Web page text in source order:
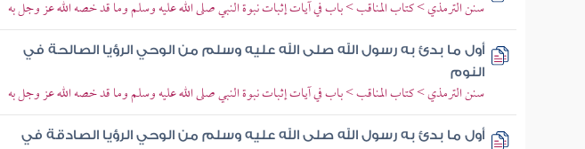
سنن الترمذي > كتاب المناقب > باب في آيات إثبات نبوة النبي صلى الله عليه وسلم وما قد خصه الله عز وجل به
أول ما بدئ به رسول الله صلى الله عليه وسلم من الوحي الرؤيا الصالحة في
النوم
سنن الترمذي > كتاب المناقب > باب في آيات إثبات نبوة النبي صلى الله عليه وسلم وما قد خصه الله عز وجل به
أول ما بدئ به رسول الله صلى الله عليه وسلم من الوحي الرؤيا الصادقة في